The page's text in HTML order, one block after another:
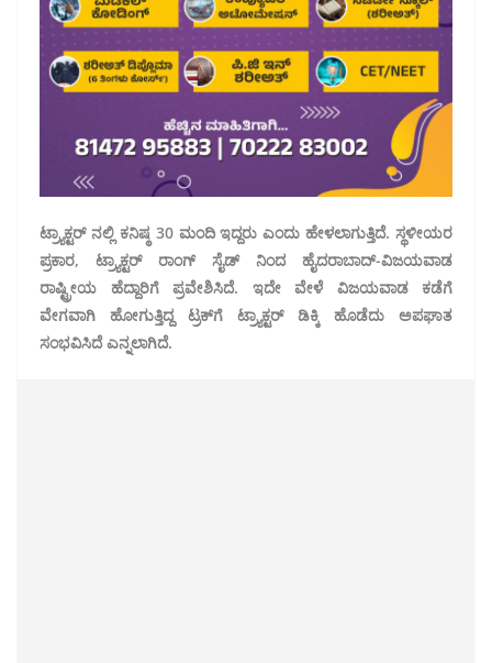
ಟ್ರ್ಯಾಕ್ಟರ್ ನಲ್ಲಿ ಕನಿಷ್ಠ 30 ಮಂದಿ ಇದ್ದರು ಎಂದು ಹೇಳಲಾಗುತ್ತಿದೆ. ಸ್ಥಳೀಯರ
ಪ್ರಕಾರ, ಟ್ರ್ಯಾಕ್ಟರ್ ರಾಂಗ್ ಸೈಡ್ ನಿಂದ ಹೈದರಾಬಾದ್-ವಿಜಯವಾಡ
ರಾಷ್ಟ್ರೀಯ ಹೆದ್ದಾರಿಗೆ ಪ್ರವೇಶಿಸಿದೆ. ಇದೇ ವೇಳೆ ವಿಜಯವಾಡ ಕಡೆಗೆ
ವೇಗವಾಗಿ ಹೋಗುತ್ತಿದ್ದ ಟ್ರಕ್‌ಗೆ ಟ್ರ್ಯಾಕ್ಟರ್ ಡಿಕ್ಕಿ ಹೊಡೆದು ಅಪಘಾತ
ಸಂಭವಿಸಿದೆ ಎನ್ನಲಾಗಿದೆ.